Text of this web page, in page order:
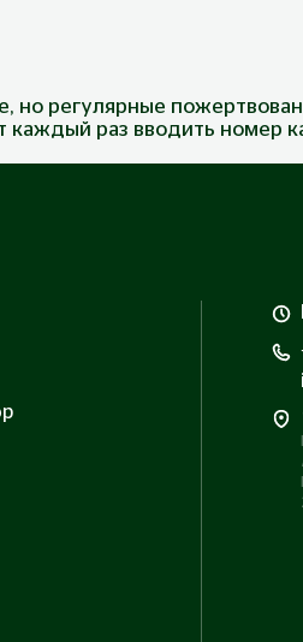
но регулярные
каждый раз вводить номер